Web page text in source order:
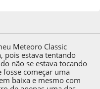
Meteoro Classic
pois estava tentando
não se estava tocando
fosse começar uma
baixa e mesmo com